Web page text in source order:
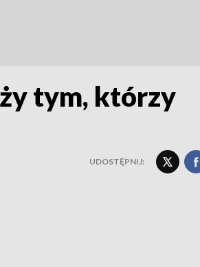
tym, którzy
UDOSTĘPNIJ: